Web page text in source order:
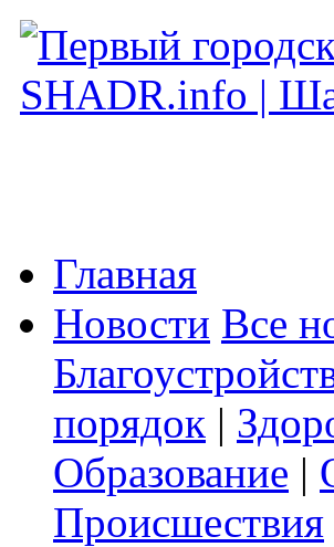
Главная
Новости Все
порядок |
Образование |
Происшествия